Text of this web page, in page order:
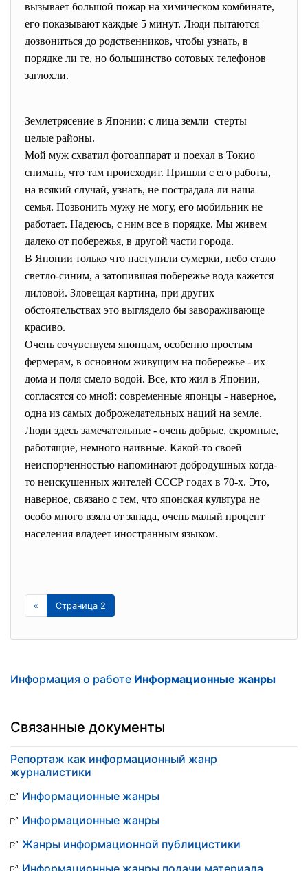
вызывает большой пожар на химическом комбинате,
его показывают каждые 5 минут. Люди пытаются
дозвониться до родственников, чтобы узнать, в
порядке ли те, но большинство сотовых телефонов
заглохли.
Землетрясение в Японии: с лица земли стерты
целые районы.
Мой муж схватил фотоаппарат и поехал в Токио
снимать, что там происходит. Пришли с его работы,
на всякий случай, узнать, не пострадала ли наша
семья. Позвонить мужу не могу, его мобильник не
работает. Надеюсь, с ним все в порядке. Мы живем
далеко от побережья, в другой части города.
В Японии только что наступили сумерки, небо стало
светло-синим, а затопившая побережье вода кажется
лиловой. Зловещая картина, при других
обстоятельствах это выглядело бы завораживающе
красиво.
Очень сочувствуем японцам, особенно простым
фермерам, в основном живущим на побережье - их
дома и поля смело водой. Все, кто жил в Японии,
согласятся со мной: современные японцы - наверное,
одна из самых доброжелательных наций на земле.
Люди здесь замечательные - очень добрые, скромные,
работящие, немного наивные. Какой-то своей
неиспорченностью напоминают добродушных когда-
то неискушенных жителей СССР годах в 70-х. Это,
наверное, связано с тем, что японская культура не
особо много взяла от запада, очень малый процент
населения владеет иностранным языком.
« Страница 2
Информация о работе Информационные жанры
Связанные документы
Репортаж как информационный жанр
журналистики
Информационные жанры
Информационные жанры
Жанры информационной публицистики
Информационные жанры подачи материала